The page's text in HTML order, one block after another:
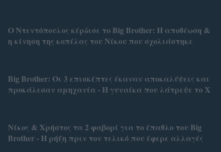
Ο Ντεντόπουλος κέρδισε το Big Brother: Η αποθέωση &
η κίνηση της κοπέλας του Νίκου που σχολιάστηκε
Big Brother: Οι 3 επισκέπτες έκαναν αποκαλύψεις και
προκάλεσαν αμηχανία - Η γυναίκα που λάτρεψε το Χ
Νίκος & Χρήστος τα 2 φαβορί για το έπαθλο του Big
Brother - Η ρήξη πριν τον τελικό που έφερε αλλαγές